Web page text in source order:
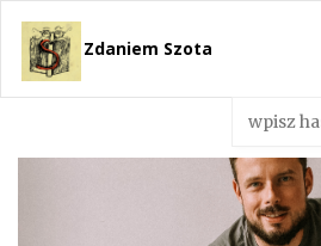
Zdaniem Szota